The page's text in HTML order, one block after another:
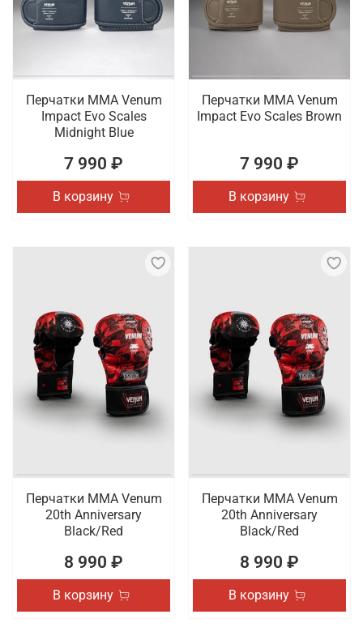
Перчатки ММА Venum
Impact Evo Scales
Midnight Blue
7 990 ₽
В корзину
Перчатки ММА Venum
Impact Evo Scales Brown
7 990 ₽
В корзину
Перчатки ММА Venum
20th Anniversary
Black/Red
8 990 ₽
В корзину
Перчатки ММА Venum
20th Anniversary
Black/Red
8 990 ₽
В корзину